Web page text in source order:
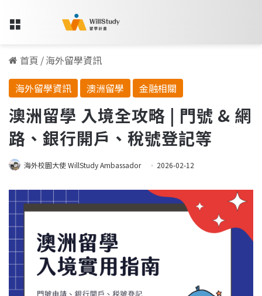
Menu
首頁 /海外留學資訊
海外留學資訊
澳洲留學 金融相關
澳洲留學 入境全攻略 | 門號 & 網
路、銀行開戶、稅號登記等
海外校園大使 WillStudy Ambassador 2026-02-12